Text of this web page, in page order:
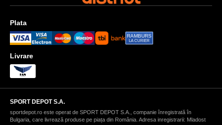
Plata
RAMBURS
LA CURIER
Livrare
SPORT DEPOT S.A.
sportdepot.ro este operat de SPORT DEPOT S.A., companie înregistrată în
Bulgaria, care livrează produse pe piața din România. Adresa inregistrarii: Mladost